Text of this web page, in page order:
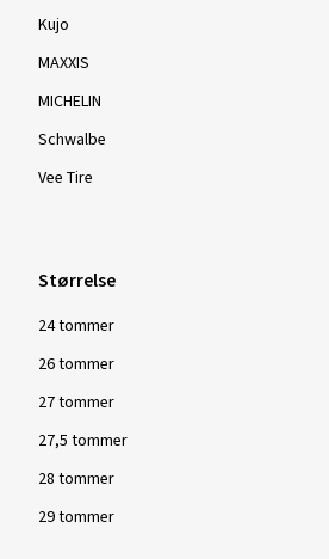
Kujo
MAXXIS
MICHELIN
Schwalbe
Vee Tire
Størrelse
24 tommer
26 tommer
27 tommer
27,5 tommer
28 tommer
29 tommer